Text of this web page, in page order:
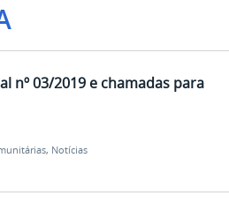
nº 03/2019 e chamadas para
, Notícias